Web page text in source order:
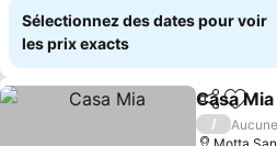
Sélectionnez des dates pour voir
les prix exacts
Partager
Casa Mia
/